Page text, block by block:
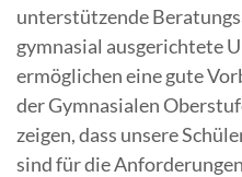
unterstützende
gymnasial ausgerichtete
ermöglichen eine gute
der Gymnasialen
zeigen, dass unsere
sind für die